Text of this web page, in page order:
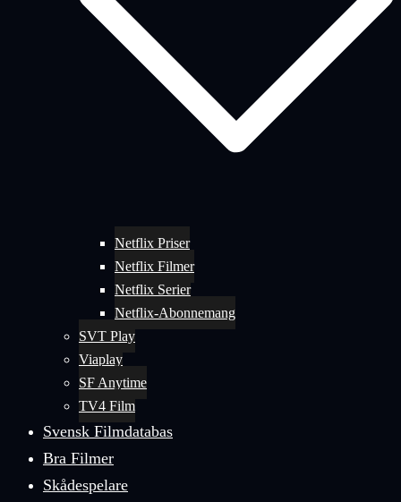
Netflix Priser
Netflix Filmer
Netflix Serier
Netflix-Abonnemang
SVT Play
Viaplay
SF Anytime
TV4 Film
Svensk Filmdatabas
Bra Filmer
Skådespelare